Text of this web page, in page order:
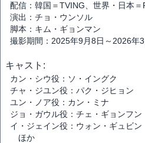
配信：韓国＝TVING、世界・日本
演出：チョ・ウンソル
脚本：キム・ギョンマン
撮影期間：2025年9月8日～2026年
キャスト:
カン・シウ役：ソ・イングク
チャ・ジユン役：パク・ジヒョン
ユン・ノア役：カン・ミナ
ジョ・ガウル役：チェ・ギョンフン
イ・ジェイン役：ウォン・ギュビン
ほか